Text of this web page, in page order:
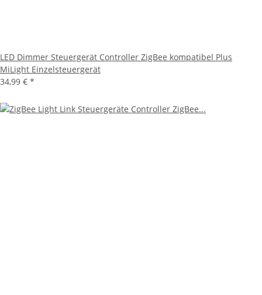
LED Dimmer Steuergerät Controller ZigBee kompatibel Plus
MiLight Einzelsteuergerät
34,99 € *